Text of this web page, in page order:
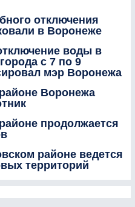
отключения
в Воронеже
воды в
с 7 по 9
мэр Воронежа
Воронежа
продолжается
районе ведется
территорий